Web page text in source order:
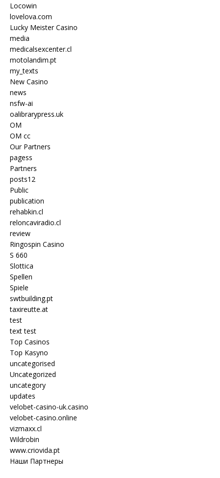
Locowin
lovelova.com
Lucky Meister Casino
media
medicalsexcenter.cl
motolandim.pt
my_texts
New Casino
news
nsfw-ai
oalibrarypress.uk
OM
OM cc
Our Partners
pagess
Partners
posts12
Public
publication
rehabkin.cl
reloncaviradio.cl
review
Ringospin Casino
S 660
Slottica
Spellen
Spiele
swtbuilding.pt
taxireutte.at
test
text test
Top Casinos
Top Kasyno
uncategorised
Uncategorized
uncategory
updates
velobet-casino-uk.casino
velobet-casino.online
vizmaxx.cl
Wildrobin
www.criovida.pt
Наши Партнеры